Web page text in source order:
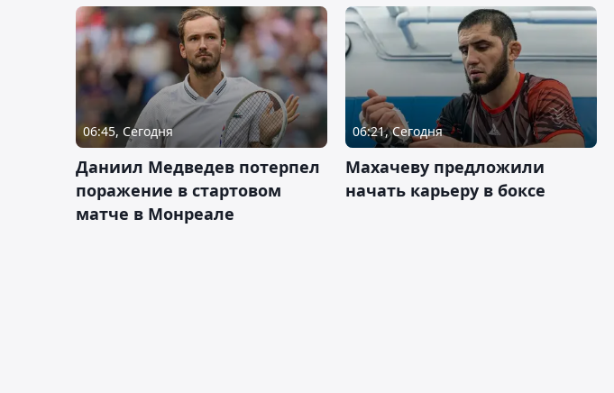
06:45, Сегодня
Даниил Медведев потерпел
поражение в стартовом
матче в Монреале
06:21, Сегодня
Махачеву предложили
начать карьеру в боксе